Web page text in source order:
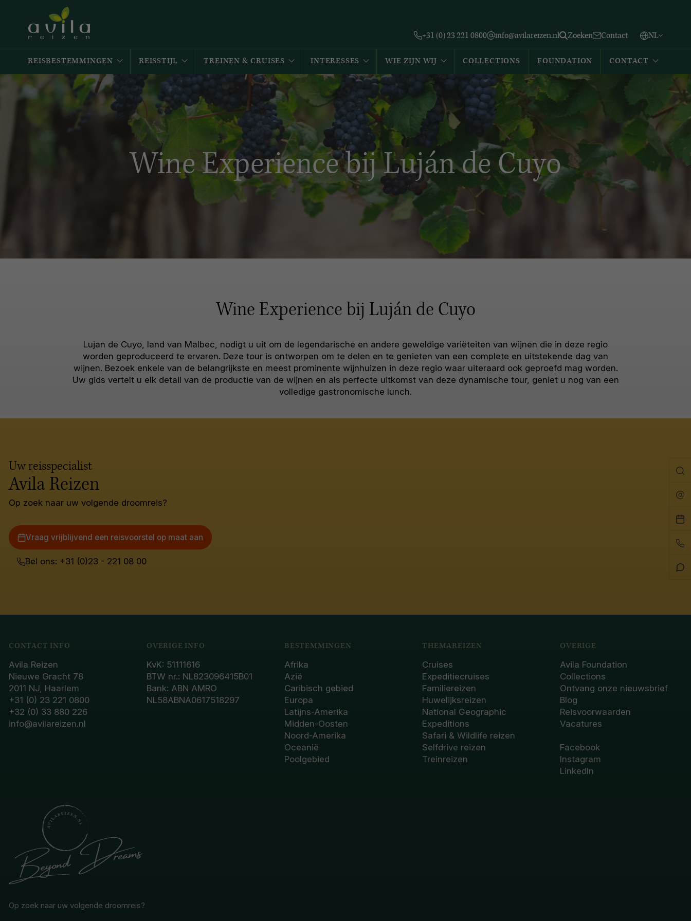
+31 (0) 23 221 0800 info@avilareizen.nl Zoeken Contact NL
Español
REISBESTEMMINGEN REISSTIJL TREINEN & CRUISES INTERESSES WIE ZIJN WIJ COLLECTIONS FOUNDATION CONTACT
Wine Experience bij Luján de Cuyo
Bel
Wine Experience bij Luján de Cuyo
Lujan de Cuyo, land van Malbec, nodigt u uit om de legendarische en andere geweldige variëteiten van wijnen die in deze regio
worden geproduceerd te ervaren. Deze tour is ontworpen om te delen en te genieten van een complete en uitstekende dag van
wijnen. Bezoek enkele van de belangrijkste en meest prominente wijnhuizen in deze regio waar uiteraard ook geproefd mag worden.
Uw gids vertelt u elk detail van de productie van de wijnen en als perfecte uitkomst van deze dynamische tour, geniet u nog van een
volledige gastronomische lunch.
Uw reisspecialist
Avila Reizen
Op zoek naar uw volgende droomreis?
Vraag vrijblijvend een reisvoorstel op maat aan
Bel ons: +31 (0)23 - 221 08 00
CONTACT INFO
Avila Reizen
Nieuwe Gracht 78
2011 NJ, Haarlem
+31 (0) 23 221 0800
+32 (0) 33 880 226
info@avilareizen.nl
OVERIGE INFO
KvK: 51111616
BTW nr.: NL823096415B01
Bank: ABN AMRO
NL58ABNA0617518297
BESTEMMINGEN
Afrika
Azië
Caribisch gebied
Europa
Latijns-Amerika
Midden-Oosten
Noord-Amerika
Oceanië
Poolgebied
THEMAREIZEN
Cruises
Expeditiecruises
Familiereizen
Huwelijksreizen
National Geographic
Expeditions
Safari & Wildlife reizen
Selfdrive reizen
Treinreizen
OVERIGE
Avila Foundation
Collections
Ontvang onze nieuwsbrief
Blog
Reisvoorwaarden
Vacatures
Facebook
Instagram
LinkedIn
Op zoek naar uw volgende droomreis?